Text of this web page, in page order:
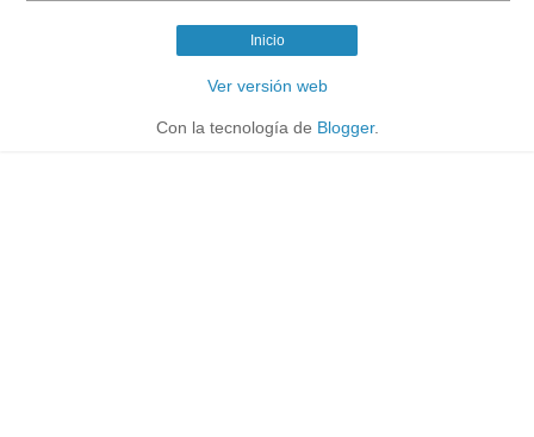
Inicio
Ver versión web
Con la tecnología de Blogger.